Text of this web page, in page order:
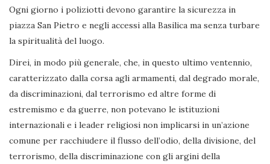
Ogni giorno i poliziotti devono garantire la sicurezza in
piazza San Pietro e negli accessi alla Basilica ma senza turbare
la spiritualità del luogo.
Direi, in modo più generale, che, in questo ultimo ventennio,
caratterizzato dalla corsa agli armamenti, dal degrado morale,
da discriminazioni, dal terrorismo ed altre forme di
estremismo e da guerre, non potevano le istituzioni
internazionali e i leader religiosi non implicarsi in un’azione
comune per racchiudere il flusso dell’odio, della divisione, del
terrorismo, della discriminazione con gli argini della